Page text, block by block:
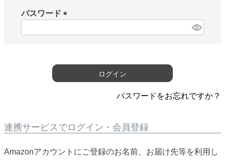
パスワード
)
ログイン
パスワードをお忘れですか？
連携サービスでログイン・会員登録
Amazonアカウントにご登録のお名前、お届け先等を利用し